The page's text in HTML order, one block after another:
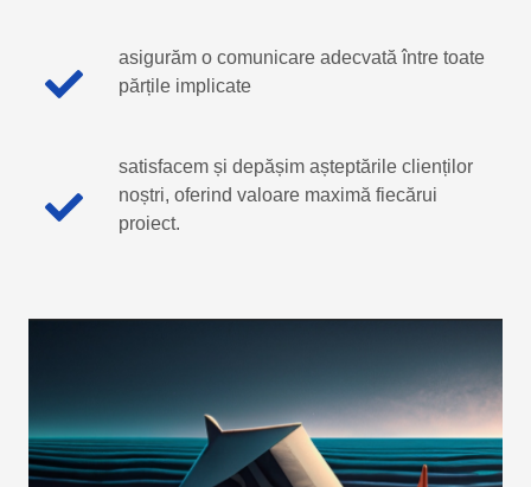
asigurăm o comunicare adecvată între toate
părțile implicate
satisfacem și depășim așteptările clienților
noștri, oferind valoare maximă fiecărui
proiect.